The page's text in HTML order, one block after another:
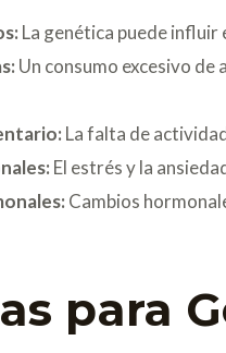
La genética puede influir
Un consumo excesivo
La falta de
El estrés y la
Cambios
para